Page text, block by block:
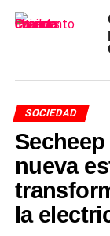
municipio
trabajar. Como
pedirla en
hacer el trámite
cuenta con
situación de
como facilitador
diagnóstico
SOCIEDAD
nueva
la